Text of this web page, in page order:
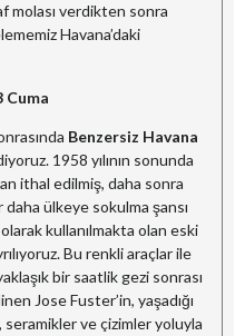
molası verdikten sonra
Havana’daki
Cuma
Benzersiz Havana
1958 yılının sonunda
ithal edilmiş, daha sonra
ülkeye sokulma şansı
kullanılmakta olan eski
Bu renkli araçlar ile
bir saatlik gezi sonrası
Jose Fuster’in, yaşadığı
seramikler ve çizimler yoluyla